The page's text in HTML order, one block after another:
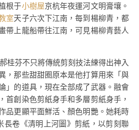
根于小樹屋京杭年夜運河文明膏壤。
室天子六次下江南，每到楊柳青，都
帶上龍船帶往江南，可見楊柳青藝人
桂芬不只將傳統剪刻技法練得出神入
，那些甜甜圈原本是他打算用來「與
」的道具，現在全部成了武器。融會
首創染色剪紙身手和多層剪紙身手，
品更顯平面鮮活、顏色明艷。她耗時
長卷《清明上河圖》剪紙，以剪刻聯